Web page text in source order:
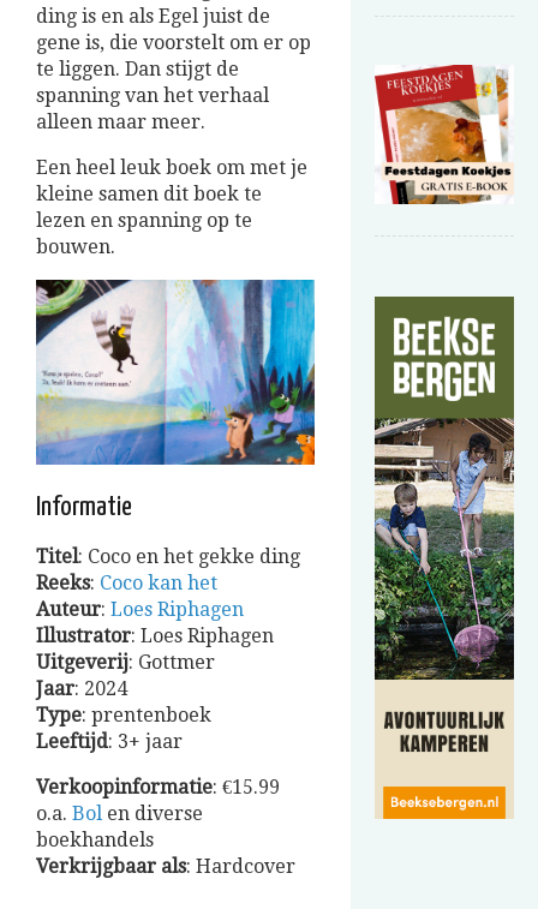
ding is en als Egel juist de
gene is, die voorstelt om er op
te liggen. Dan stijgt de
spanning van het verhaal
alleen maar meer.
Een heel leuk boek om met je
kleine samen dit boek te
lezen en spanning op te
bouwen.
Informatie
Titel: Coco en het gekke ding
Reeks: Coco kan het
Auteur: Loes Riphagen
Illustrator: Loes Riphagen
Uitgeverij: Gottmer
Jaar: 2024
Type: prentenboek
Leeftijd: 3+ jaar
Verkoopinformatie: €15.99
o.a. Bol en diverse
boekhandels
Verkrijgbaar als: Hardcover